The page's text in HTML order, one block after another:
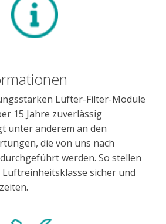
Lüfter-Filter-Module
15 Jahre zuverlässig
unter anderem an den
die von uns nach
werden. So stellen
sicher und